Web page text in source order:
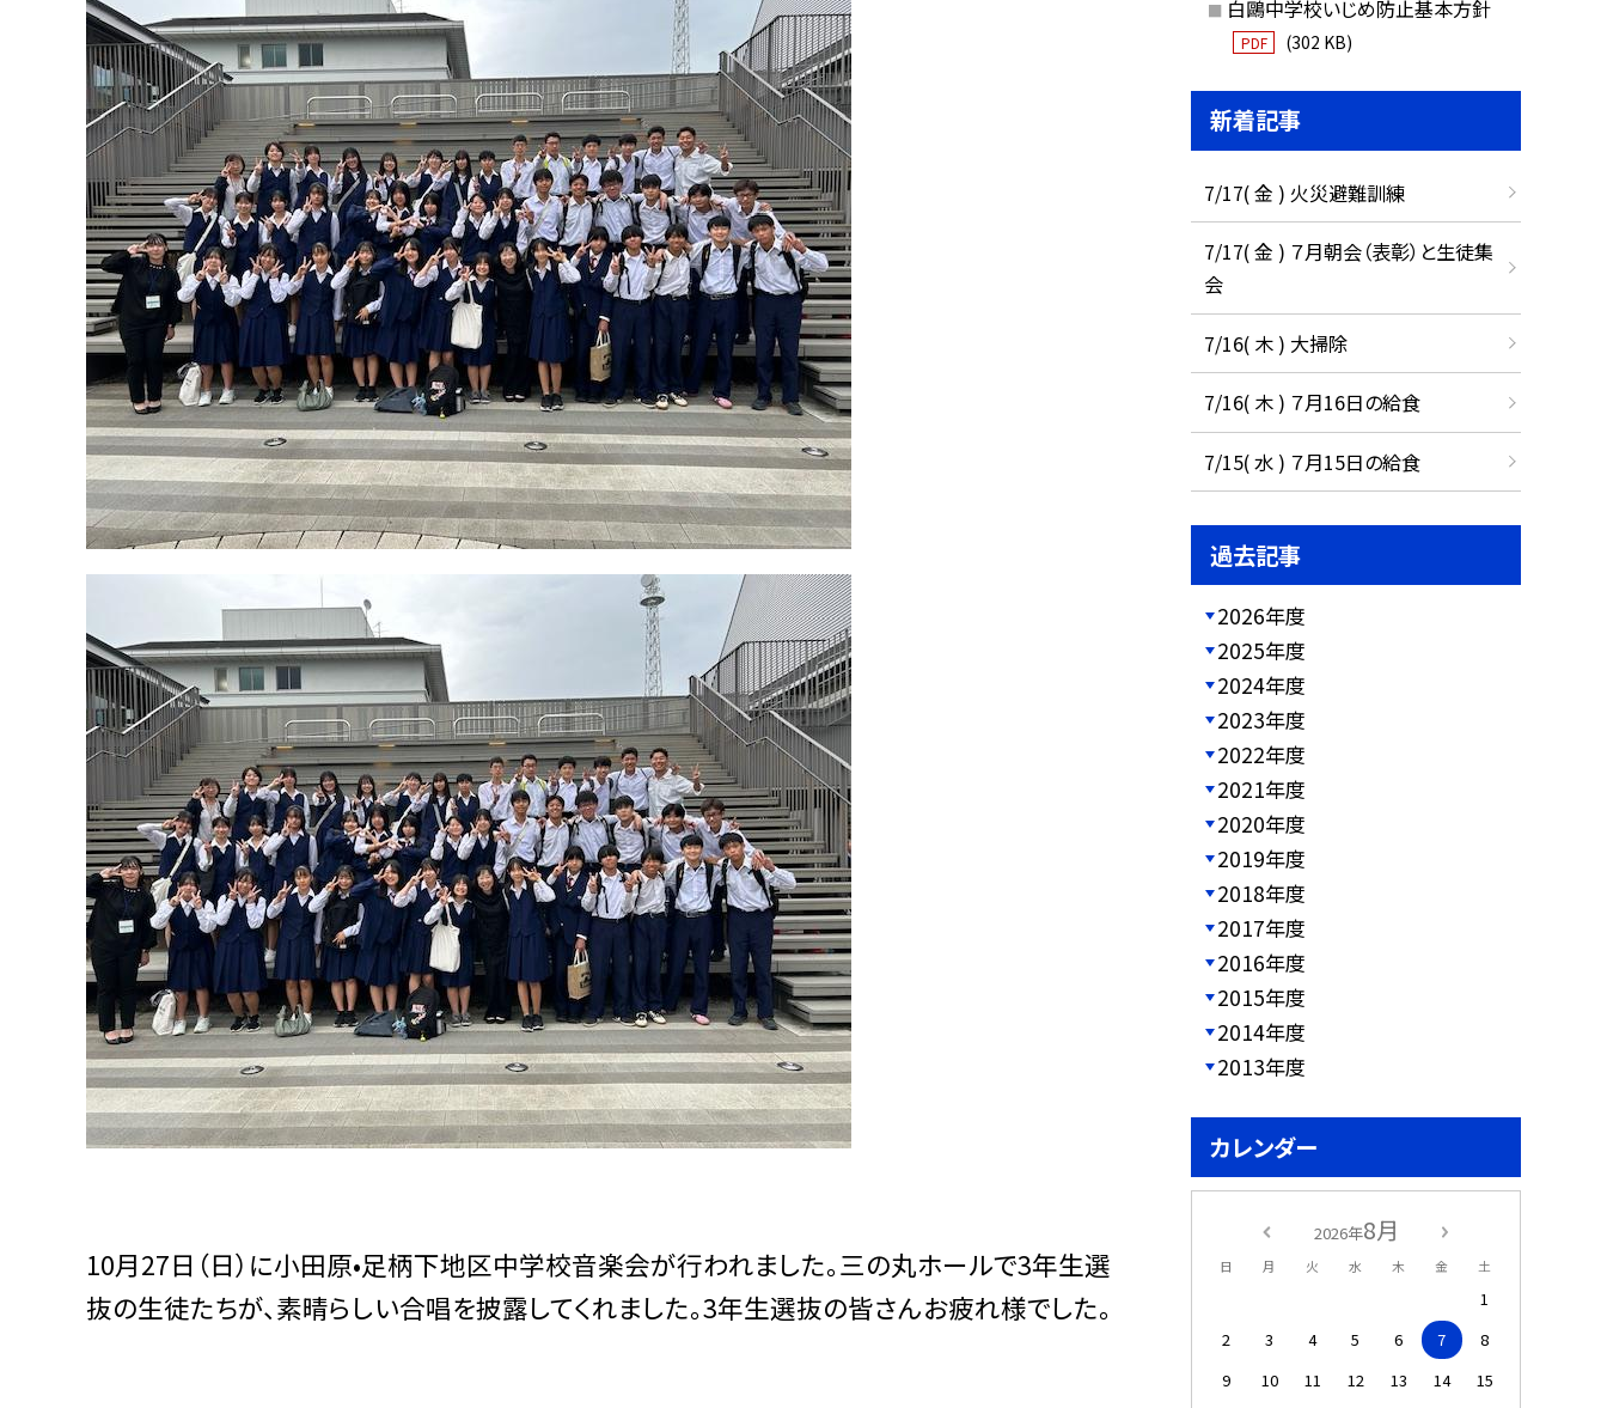
10月27日（日）に小田原•足柄下地区中学校音楽会が行われました。三の丸ホールで3年生選
抜の生徒たちが、素晴らしい合唱を披露してくれました。3年生選抜の皆さんお疲れ様でした。
白鷗中学校いじめ防止基本方針
PDF (302 KB)
新着記事
7/17( 金 ) 火災避難訓練
7/17( 金 ) ７月朝会（表彰）と生徒集
会
7/16( 木 ) 大掃除
7/16( 木 ) ７月16日の給食
7/15( 水 ) ７月15日の給食
過去記事
2026年度
2025年度
2024年度
2023年度
2022年度
2021年度
2020年度
2019年度
2018年度
2017年度
2016年度
2015年度
2014年度
2013年度
カレンダー
2026年8月
日 月 火 水 木 金 土
1
2
3 4 5 6 7
8
9
10 11 12 13 14 15